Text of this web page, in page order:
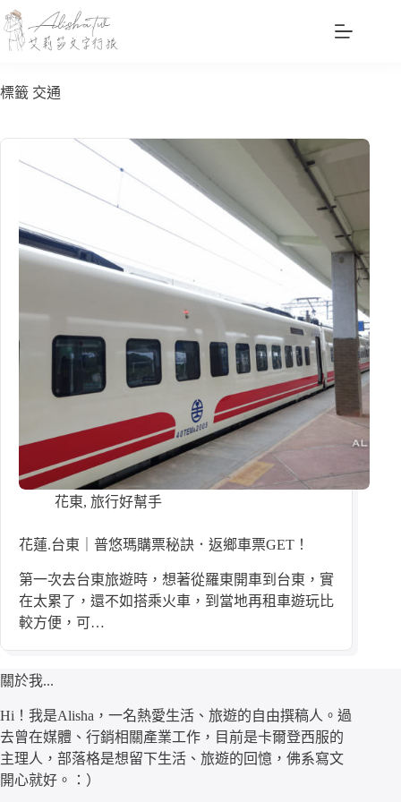
跳
至
主
內
標籤 交通
花東, 旅行好幫手
花蓮.台東｜普悠瑪購票秘訣．返鄉車票GET！
第一次去台東旅遊時，想著從羅東開車到台東，實
在太累了，還不如搭乘火車，到當地再租車遊玩比
較方便，可…
關於我...
Hi！我是Alisha，一名熱愛生活、旅遊的自由撰稿人。過
去曾在媒體、行銷相關產業工作，目前是卡爾登西服的
主理人，部落格是想留下生活、旅遊的回憶，佛系寫文
開心就好。：）